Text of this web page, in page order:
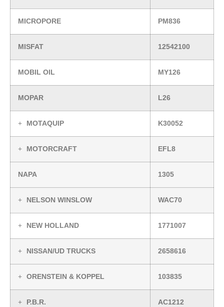
MICROPORE PM836
MISFAT 12542100
MOBIL OIL MY126
MOPAR L26
MOTAQUIP K30052
MOTORCRAFT EFL8
NAPA 1305
NELSON WINSLOW WAC70
NEW HOLLAND 1771007
NISSAN/UD TRUCKS 2658616
ORENSTEIN & KOPPEL 103835
P.B.R. AC1212